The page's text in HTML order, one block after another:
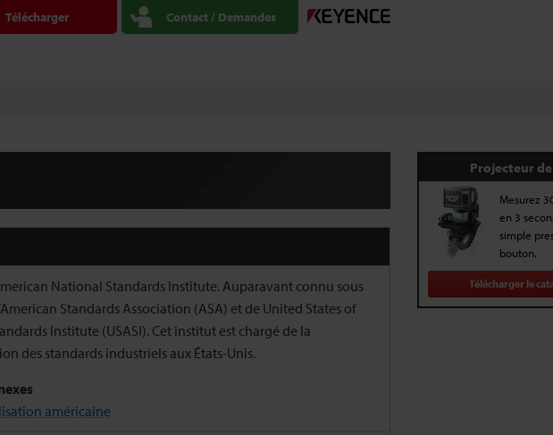
Télécharger Contact / Demandes
National Standards Institute. Auparavant connu sous
Standards Association (ASA) et de United States of
Institute (USASI). Cet institut est chargé de la
des standards industriels aux États-Unis.
américaine
Projecteur
Mesurez
en 3
simple
bouton.
Télécharger le